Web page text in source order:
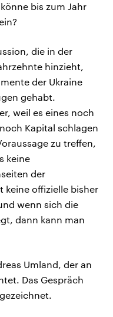
bis zum Jahr
die in der
hinzieht,
der Ukraine
gehabt.
weil es eines noch
Kapital schlagen
zu treffen,
keine
der
keine offizielle bisher
wenn sich die
dann kann man
Umland, der an
Das Gespräch